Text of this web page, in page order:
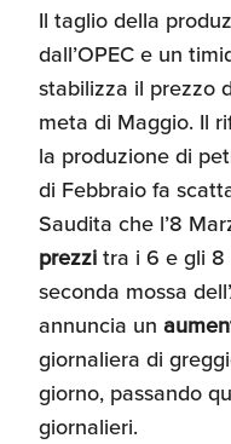
e
Apertura
negli
Ricerche
e Licenze
Il taglio della
dall’OPEC e un
stabilizza il prezzo
meta di Maggio. Il
la produzione di
di Febbraio fa
Saudita che l’8
prezzitra i 6 e gli 8
seconda mossa
annuncia un
giornaliera di
giorno, passando
giornalieri.